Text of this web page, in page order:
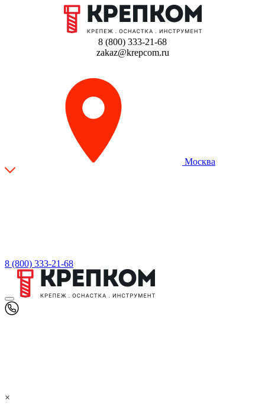
8 (800) 333-21-68
zakaz@krepcom.ru
Москва
8 (800) 333-21-68
×